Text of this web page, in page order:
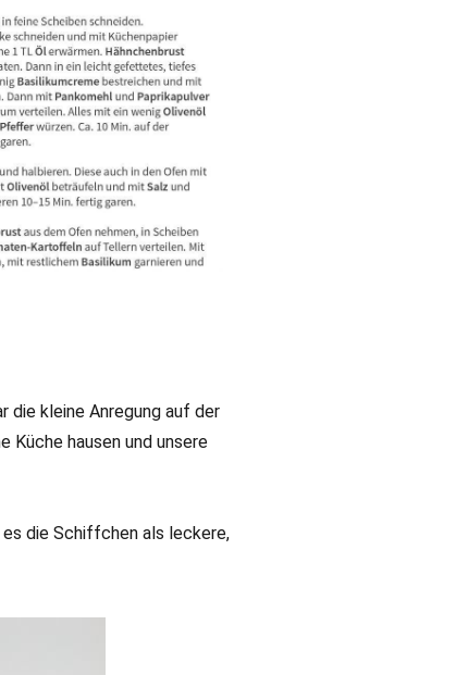
die kleine Anregung auf der
Küche hausen und unsere
die Schiffchen als leckere,